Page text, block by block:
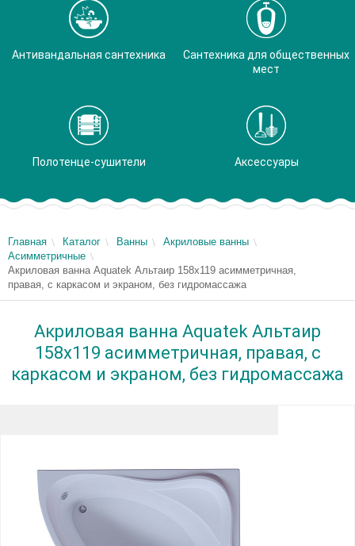
Антивандальная сантехника
Сантехника для общественных
мест
Полотенце-сушители Аксессуары
Главная Каталог Ванны
Акриловые ванны
Асимметричные
Акриловая ванна Aquatek Альтаир 158x119 асимметричная,
правая, с каркасом и экраном, без гидромассажа
Акриловая ванна Aquatek Альтаир
158x119 асимметричная, правая, с
каркасом и экраном, без гидромассажа